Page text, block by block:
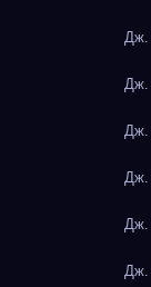
Дж.
Дж.
Дж.
Дж.
Дж.
Дж.